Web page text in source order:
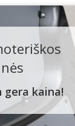
gera kaina!